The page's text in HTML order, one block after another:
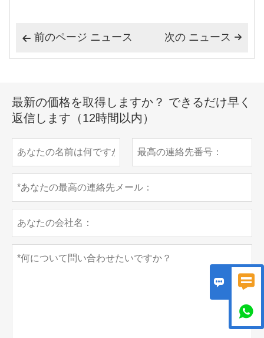
 前のページ ニュース 
次の ニュース
最新の価格を取得しますか？ できるだけ早く
返信します（12時間以内）
 
